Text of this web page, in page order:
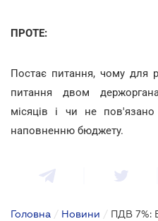
ПРОТЕ:
Постає питання, чому для
питання двом
місяців і чи не
наповненню бюджету.
Головна / Новини / ПДВ 7%: